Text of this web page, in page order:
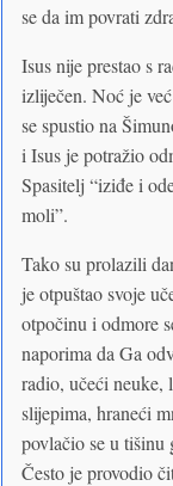
se da im povrati
Isus nije prestao s
izliječen. Noć je
se spustio na
i Isus je potražio
Spasitelj “iziđe i
moli”.
Tako su prolazili
je otpuštao svoje
otpočinu i odmore
naporima da Ga
radio, učeći neuke,
slijepima, hraneći
povlačio se u tišinu
Često je provodio